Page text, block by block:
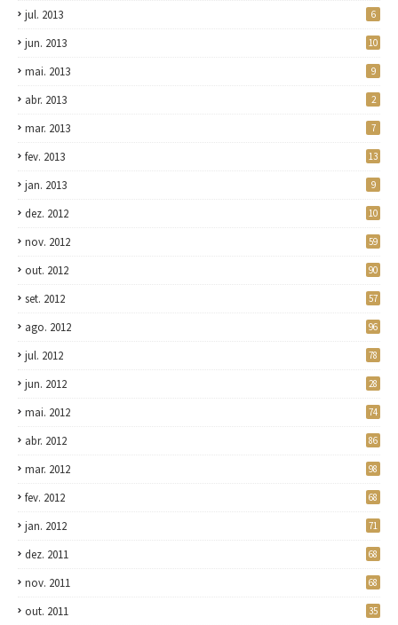
jul. 2013 6
jun. 2013 10
mai. 2013 9
abr. 2013 2
mar. 2013 7
fev. 2013 13
jan. 2013 9
dez. 2012 10
nov. 2012 59
out. 2012 90
set. 2012 57
ago. 2012 96
jul. 2012 78
jun. 2012 28
mai. 2012 74
abr. 2012 86
mar. 2012 98
fev. 2012 68
jan. 2012 71
dez. 2011 68
nov. 2011 68
out. 2011 35